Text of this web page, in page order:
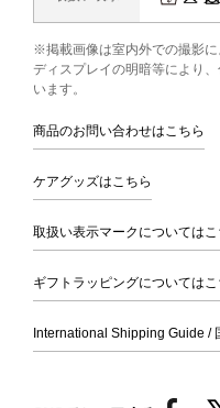
※掲載画像は室内外での撮影
ディスプレイの明暗等により
います。
商品のお問い合わせはこちら
ケアグッズはこちら
取扱い表示マークについてはこ
ギフトラッピングについてはこ
International Shipping Guide /